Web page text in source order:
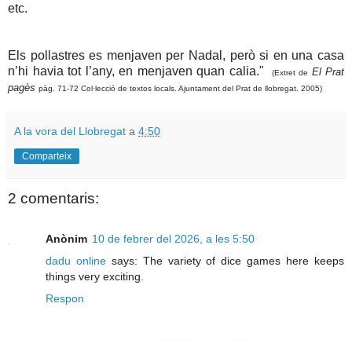
etc.
Els pollastres es menjaven per Nadal, però si en una casa
n’hi havia tot l’any, en menjaven quan calia."
(Extret de El Prat
pagès pàg. 71-72 Col·lecció de textos locals. Ajuntament del Prat de llobregat. 2005)
A la vora del Llobregat a 4:50
Comparteix
2 comentaris:
Anònim 10 de febrer del 2026, a les 5:50
dadu onlinesays: The variety of dice games here keeps
things very exciting.
Respon